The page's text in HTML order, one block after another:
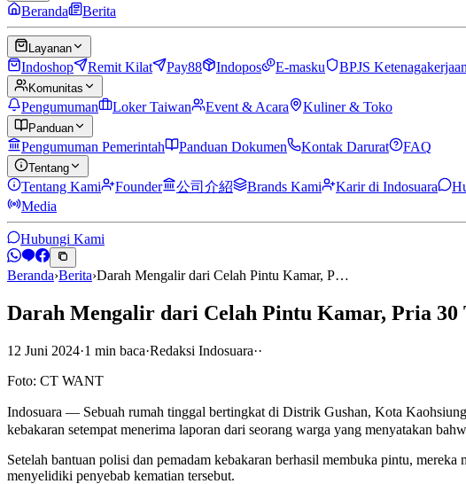
Beranda Berita
Layanan
Indoshop Remit Kilat Pay88 Indopos E-masku BPJS Ketenagakerjaan
Komunitas
Pengumuman Loker Taiwan Event & Acara Kuliner & Toko
Panduan
Pengumuman Pemerintah Panduan Dokumen Kontak Darurat FAQ
Tentang
Tentang Kami Founder 公司介紹 Brands Kami Karir di Indosuara
Media
Hubungi Kami
Beranda›Berita›Darah Mengalir dari Celah Pintu Kamar, P…
Darah Mengalir dari Celah Pintu Kamar, Pria 30
12 Juni 2024·1 min baca·Redaksi Indosuara··
Foto: CT WANT
Indosuara — Sebuah rumah tinggal bertingkat di Distrik Gushan, Kota
kebakaran setempat menerima laporan dari seorang warga yang menyatakan
Setelah bantuan polisi dan pemadam kebakaran berhasil membuka pintu,
menyelidiki penyebab kematian tersebut.